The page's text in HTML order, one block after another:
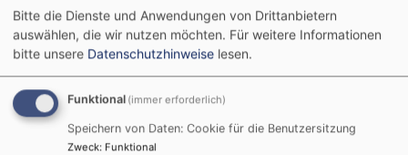
Hauptnavigation
Breadcrumb
Startseite Lebensstationen
… ein Mensch gestorben
Nach der Bestattung
Bitte die Dienste und Anwendungen von Drittanbietern
auswählen, die wir nutzen möchten. Für weitere Informationen
bitte unsere Datenschutzhinweise lesen.
Funktional (immer erforderlich)
Speichern von Daten: Cookie für die Benutzersitzung
Zweck: Funktional